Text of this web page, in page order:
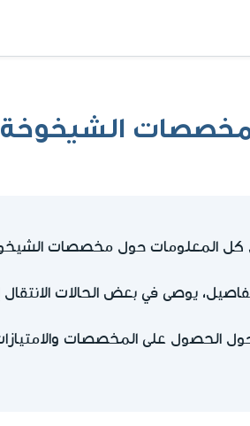
الشيخوخة
كل المعلومات حول مخصصات
يوصى في بعض الحالات
الحصول على المخصصات والامتيازات